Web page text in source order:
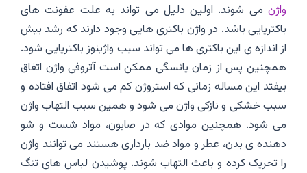
واژن می شوند. اولین دلیل می تواند به علت عفونت های
باکتریایی باشد. در واژن باکتری هایی وجود دارند که رشد بیش
از اندازه ی این باکتری ها می تواند سبب واژینوز باکتریایی شود‌.
همچنین پس از زمان یائسگی ممکن است آتروفی واژن اتفاق
بیفتد این مساله زمانی که استروژن کم می شود اتفاق افتاده و
سبب خشکی و نازکی واژن می شود و همین سبب التهاب واژن
می شود. همچنین موادی که در صابون، مواد شست و شو
دهنده ی بدن، عطر و مواد ضد بارداری هستند می توانند واژن
را تحریک کرده و باعث التهاب شوند. پوشیدن لباس های تنگ